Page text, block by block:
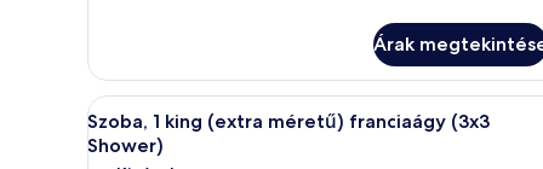
városra
(3x3
Shower)
méretű)
franciaágy,
kilátással
a
Árak
A
következő
szoba
Prémium ágynemű,
6
Szoba, 1 king (extra méretű) franciaágy (3x3
Shower)